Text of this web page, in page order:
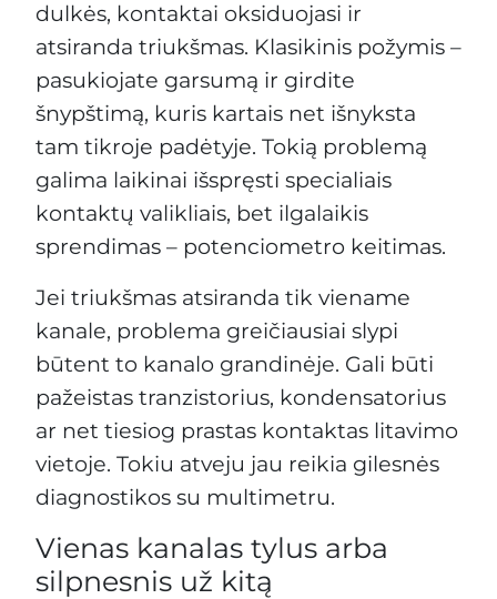
dulkės, kontaktai oksiduojasi ir
atsiranda triukšmas. Klasikinis požymis –
pasukiojate garsumą ir girdite
šnypštimą, kuris kartais net išnyksta
tam tikroje padėtyje. Tokią problemą
galima laikinai išspręsti specialiais
kontaktų valikliais, bet ilgalaikis
sprendimas – potenciometro keitimas.
Jei triukšmas atsiranda tik viename
kanale, problema greičiausiai slypi
būtent to kanalo grandinėje. Gali būti
pažeistas tranzistorius, kondensatorius
ar net tiesiog prastas kontaktas litavimo
vietoje. Tokiu atveju jau reikia gilesnės
diagnostikos su multimetru.
Vienas kanalas tylus arba
silpnesnis už kitą